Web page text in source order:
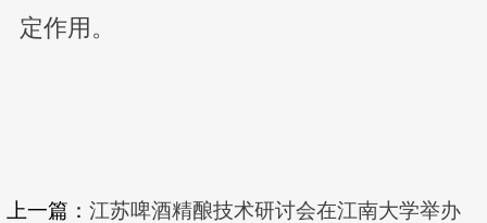
定作用。
上一篇： 江苏啤酒精酿技术研讨会在江南大学举办